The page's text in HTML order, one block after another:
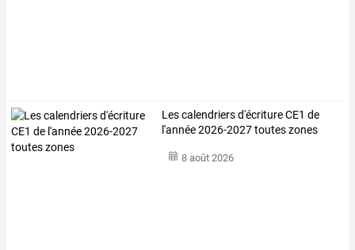
Les calendriers d'écriture CE1 de
l'année 2026-2027 toutes zones
8 août 2026